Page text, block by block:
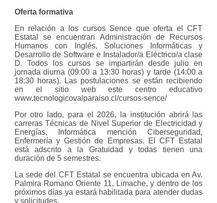
Oferta formativa
En relación a los cursos Sence que oferta el CFT
Estatal se encuentran Administración de Recursos
Humanos con Inglés, Soluciones Informáticas y
Desarrollo de Software e Instalador/a Eléctrico/a clase
D. Todos los cursos se impartirán desde julio en
jornada diurna (09:00 a 13:30 horas) y tarde (14:00 a
18:30 horas). Las postulaciones se están recibiendo
en el sitio web este centro educativo
www.tecnologicovalparaiso.cl/cursos-sence/
Por otro lado, para el 2026, la institución abrirá las
carreras Técnicas de Nivel Superior de Electricidad y
Energías, Informática mención Ciberseguridad,
Enfermería y Gestión de Empresas. El CFT Estatal
está adscrito a la Gratuidad y todas tienen una
duración de 5 semestres.
La sede del CFT Estatal se encuentra ubicada en Av.
Palmira Romano Oriente 11, Limache, y dentro de los
próximos días ya estará habilitada para atender dudas
y solicitudes.